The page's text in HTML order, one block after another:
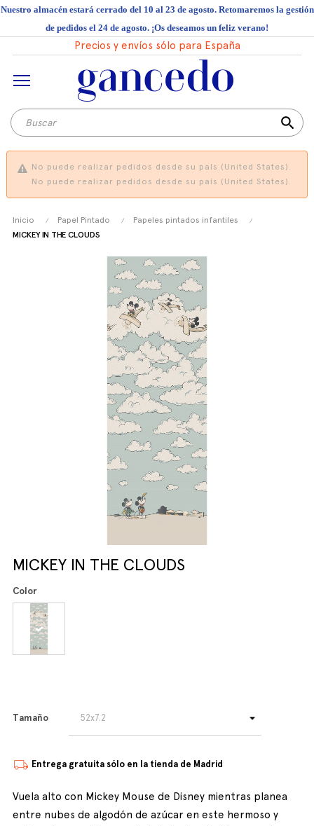
Nuestro almacén estará cerrado del 10 al 23 de agosto. Retomaremos la gestión
de pedidos el 24 de agosto. ¡Os deseamos un feliz verano!
Precios y envíos sólo para España
search
No puede realizar pedidos desde su país (United States).
No puede realizar pedidos desde su país (United States).
Inicio Papel Pintado
Papeles pintados infantiles
MICKEY IN THE CLOUDS
MICKEY IN THE CLOUDS
Color
Tamaño
Entrega gratuita sólo en la tienda de Madrid
Vuela alto con Mickey Mouse de Disney mientras planea
entre nubes de algodón de azúcar en este hermoso y